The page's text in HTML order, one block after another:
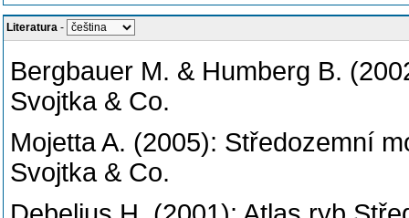
Literatura -
Bergbauer M. & Humberg B.
Svojtka & Co.
Mojetta A. (2005): Středozemní
Svojtka & Co.